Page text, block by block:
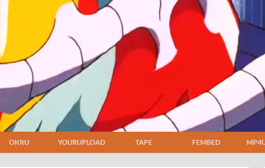
OKRU YOURUPLOAD TAPE FEMBED